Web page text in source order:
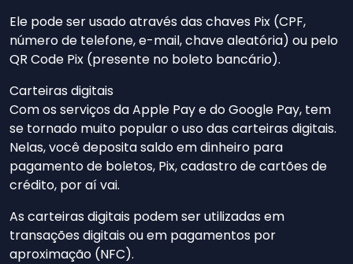
Ele pode ser usado através das chaves Pix (CPF,
número de telefone, e-mail, chave aleatória) ou pelo
QR Code Pix (presente no boleto bancário).
Carteiras digitais
Com os serviços da Apple Pay e do Google Pay, tem
se tornado muito popular o uso das carteiras digitais.
Nelas, você deposita saldo em dinheiro para
pagamento de boletos, Pix, cadastro de cartões de
crédito, por aí vai.
As carteiras digitais podem ser utilizadas em
transações digitais ou em pagamentos por
aproximação (NFC).